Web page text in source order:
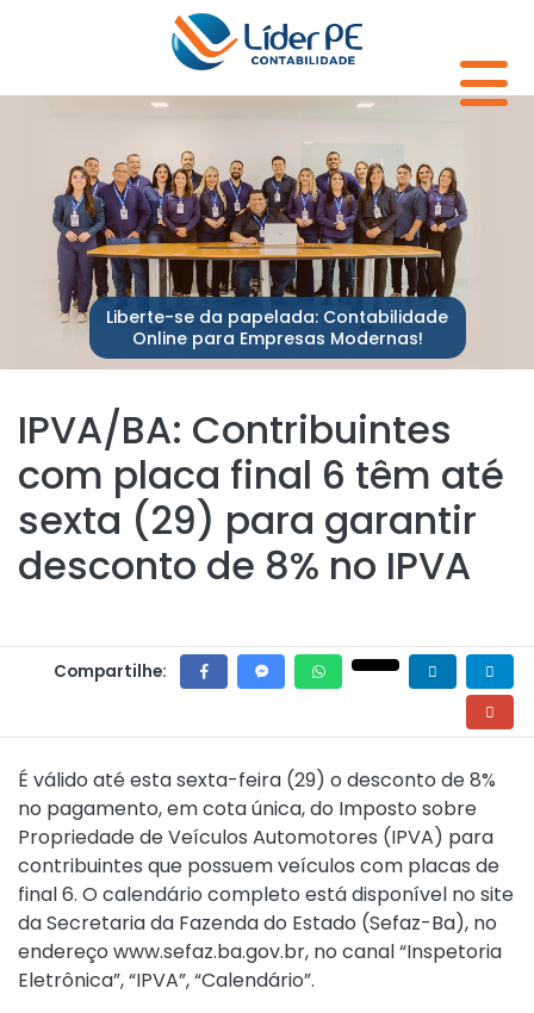
Liberte-se da papelada: Contabilidade
Online para Empresas Modernas!
IPVA/BA: Contribuintes
com placa final 6 têm até
sexta (29) para garantir
desconto de 8% no IPVA
Compartilhe:
É válido até esta sexta-feira (29) o desconto de 8%
no pagamento, em cota única, do Imposto sobre
Propriedade de Veículos Automotores (IPVA) para
contribuintes que possuem veículos com placas de
final 6. O calendário completo está disponível no site
da Secretaria da Fazenda do Estado (Sefaz-Ba), no
endereço www.sefaz.ba.gov.br, no canal “Inspetoria
Eletrônica”, “IPVA”, “Calendário”.